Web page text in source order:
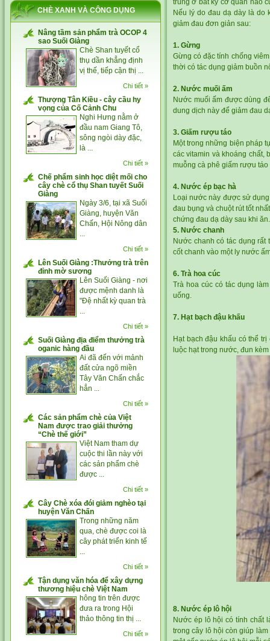
CHÈ XANH VÀ CÔNG DỤNG
Nâng tầm sản phẩm trà OCOP 4
sao Suối Giàng
Chè Shan tuyết cổ
thụ dần khẳng định
vị thế, tiếp cận thị ...
Chi tiết »
Thượng Tân Kiều - cây cầu hy
vọng của Cố Cảnh Chu
Nghi Hưng nằm ở
đầu nam Giang Tô,
sông ngòi dày đặc,
là ...
Chi tiết »
Chế phẩm sinh học diệt mối cho
cây chè cổ thụ Shan tuyết Suối
Giàng
Ngày 3/6, tại xã Suối
Giàng, huyện Văn
Chấn, Hội Nông dân
...
Chi tiết »
Lên Suối Giàng :Thưởng trà trên
đỉnh mờ sương
Lên Suối Giàng - nơi
được mệnh danh là
"Đệ nhất kỳ quan trà
...
Chi tiết »
Suối Giàng địa điểm thưởng trà
oganic hàng đầu
Ai đã đến với mảnh
đất cửa ngõ miền
Tây Văn Chấn chắc
hẳn ...
Chi tiết »
Các sản phẩm chè của Việt
Nam được trao giải thưởng
“Chè thế giới”
Việt Nam tham dự
cuộc thi lần này với
các sản phẩm chè
được ...
Chi tiết »
Cây Chè xóa đói giảm nghèo tại
huyện Văn Chấn
Trong những năm
qua, chè được coi là
cây phát triển kinh tế
...
Chi tiết »
Tận dụng văn hóa để xây dựng
thương hiệu chè Việt Nam
hông tin trên được
đưa ra trong Hội
thảo thông tin thị ...
Chi tiết »
trùng ở bất kỳ cơ quan nào
Nếu lý do đau dạ dày là do
giảm đau đơn giản sau:
1. Gừng
Gừng có đặc tính chống
thời có tác dụng giảm buồn
2. Nước muối ấm
Nước muối ấm được dùng
dung dịch này để giảm đau
3. Giấm rượu táo
Một trong những biện pháp
các vitamin và khoáng chất,
muỗng cà phê giấm rượu
4. Nước ép bạc hà
Loại nước này được sử
đau bụng và chuột rút tốt
chứng đau dạ dày sau khi ăn.
5. Nước chanh
Nước chanh có tác dụng
cốt chanh vào một ly nước
6. Trà hoa cúc
Trà hoa cúc có tác dụng
uống.
7. Hạt bạch đậu khấu
Hạt bạch đậu khấu có thể
luộc hạt trong nước, đun
8. Nước ép lô hội
Nước ép lô hội có tính chất
trong cây lô hội còn giúp